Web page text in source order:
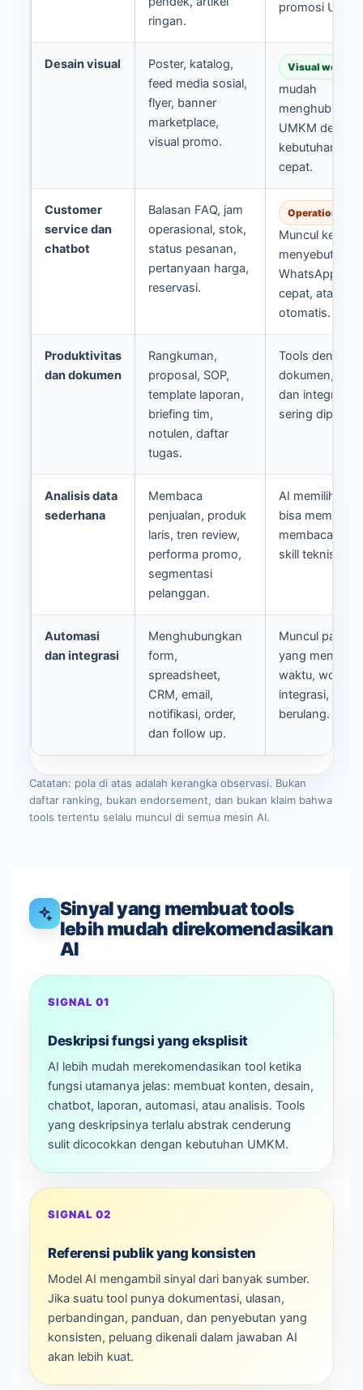
ringan.
promosi
Desain visual
Poster, katalog,
feed media sosial,
flyer, banner
marketplace,
visual promo.
Visual
mudah
UMKM dengan
kebutuhan
cepat.
Customer
service dan
chatbot
Balasan FAQ, jam
operasional, stok,
status pesanan,
pertanyaan harga,
reservasi.
Operational fit
Muncul ketika
menyebut
WhatsApp,
cepat, atau CS
otomatis.
Produktivitas
dan dokumen
Rangkuman,
proposal, SOP,
template laporan,
briefing tim,
notulen, daftar
tugas.
Tools dengan
dokumen,
dan integrasi
sering dipilih
Analisis data
sederhana
Membaca
penjualan, produk
laris, tren review,
performa promo,
segmentasi
pelanggan.
AI memilih
bisa membantu
membaca
skill teknis
Automasi
dan integrasi
Menghubungkan
form,
spreadsheet,
CRM, email,
notifikasi, order,
dan follow up.
Muncul pada
yang
waktu,
integrasi, atau
berulang.
Catatan: pola di atas adalah kerangka observasi. Bukan
daftar ranking, bukan endorsement, dan bukan klaim bahwa
tools tertentu selalu muncul di semua mesin AI.
Sinyal yang membuat tools
lebih mudah direkomendasikan
AI
SIGNAL 01
Deskripsi fungsi yang eksplisit
AI lebih mudah merekomendasikan tool ketika
fungsi utamanya jelas: membuat konten, desain,
chatbot, laporan, automasi, atau analisis. Tools
yang deskripsinya terlalu abstrak cenderung
sulit dicocokkan dengan kebutuhan UMKM.
SIGNAL 02
Referensi publik yang konsisten
Model AI mengambil sinyal dari banyak sumber.
Jika suatu tool punya dokumentasi, ulasan,
perbandingan, panduan, dan penyebutan yang
konsisten, peluang dikenali dalam jawaban AI
akan lebih kuat.